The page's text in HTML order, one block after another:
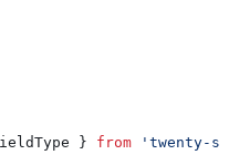
} from 'twenty-